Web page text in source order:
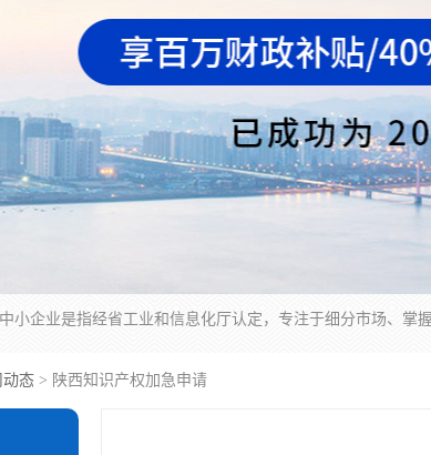
动态 > 陕西知识产权加急申请